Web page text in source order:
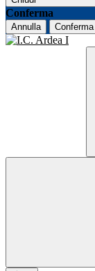
Conferma
Annulla Conferma